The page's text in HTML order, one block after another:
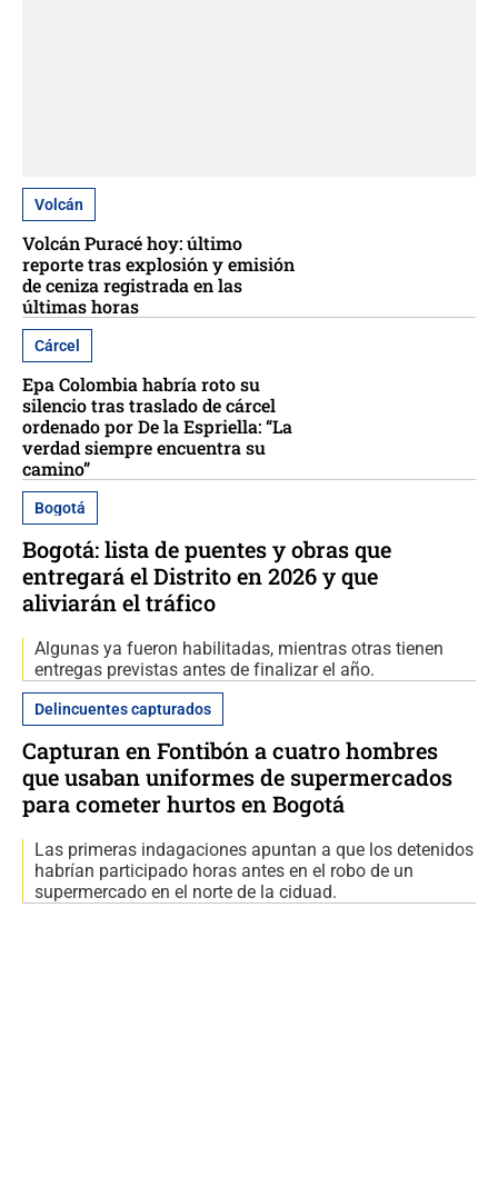
Volcán
Volcán Puracé hoy: último
reporte tras explosión y emisión
de ceniza registrada en las
últimas horas
Cárcel
Epa Colombia habría roto su
silencio tras traslado de cárcel
ordenado por De la Espriella: “La
verdad siempre encuentra su
camino”
Bogotá
Bogotá: lista de puentes y obras que
entregará el Distrito en 2026 y que
aliviarán el tráfico
Algunas ya fueron habilitadas, mientras otras tienen
entregas previstas antes de finalizar el año.
Delincuentes capturados
Capturan en Fontibón a cuatro hombres
que usaban uniformes de supermercados
para cometer hurtos en Bogotá
Las primeras indagaciones apuntan a que los detenidos
habrían participado horas antes en el robo de un
supermercado en el norte de la ciduad.